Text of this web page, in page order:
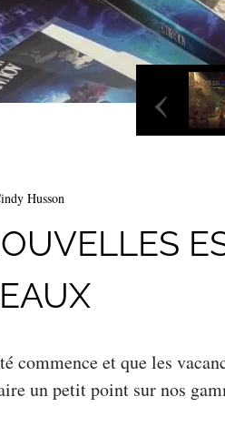
‹
Husson
commence et que les
un petit point sur nos